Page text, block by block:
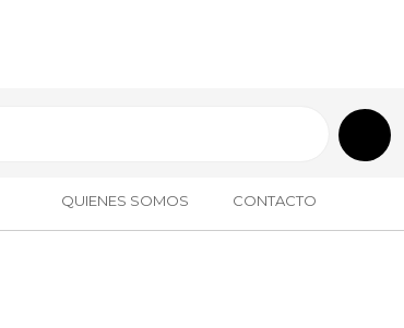
QUIENES SOMOS CONTACTO